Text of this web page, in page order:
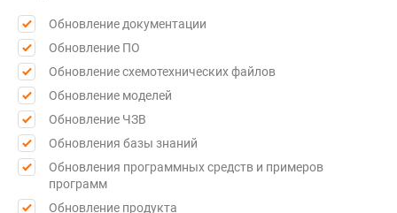
Обновление документации
Обновление ПО
Обновление схемотехнических файлов
Обновление моделей
Обновление ЧЗВ
Обновления базы знаний
Обновления программных средств и примеров
программ
Обновление продукта